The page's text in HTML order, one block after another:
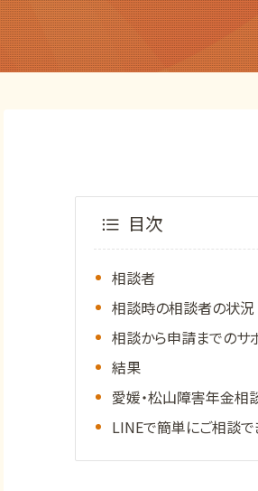
目次
相談者
相談時の相談者の状況
相談から申請までのサ
結果
愛媛・松山障害年金相
LINEで簡単にご相談で